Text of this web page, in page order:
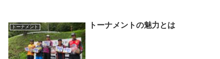
トーナメント トーナメントの魅力とは